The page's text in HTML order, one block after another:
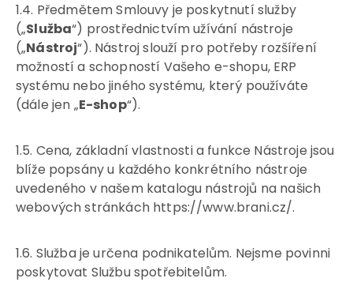
1.4. Předmětem Smlouvy je poskytnutí služby
(„Služba“) prostřednictvím užívání nástroje
(„Nástroj“). Nástroj slouží pro potřeby rozšíření
možností a schopností Vašeho e-shopu, ERP
systému nebo jiného systému, který používáte
(dále jen „E-shop“).
1.5. Cena, základní vlastnosti a funkce Nástroje jsou
blíže popsány u každého konkrétního nástroje
uvedeného v našem katalogu nástrojů na našich
webových stránkách https://www.brani.cz/.
1.6. Služba je určena podnikatelům. Nejsme povinni
poskytovat Službu spotřebitelům.